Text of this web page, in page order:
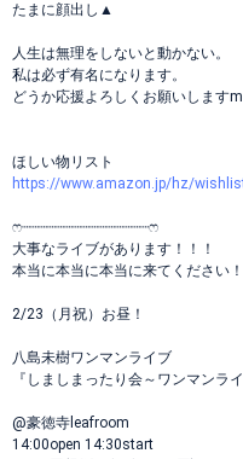
たまに顔出し▲
人生は無理をしないと動かない。
私は必ず有名になります。
どうか応援よろしくお願いします
ほしい物リスト
https://www.amazon.jp/hz/
ෆ‪┈┈┈┈┈┈┈┈┈┈┈┈┈┈┈ෆ‪
大事なライブがあります！！！
本当に本当に本当に来てください！
2/23（月祝）お昼！
八島未樹ワンマンライブ
『しましまったり会～ワンマンラ
@豪徳寺leafroom
14:00open 14:30start